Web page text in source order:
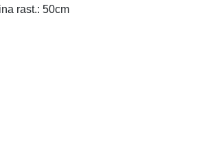
rast.: 50cm